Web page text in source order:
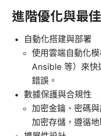
進階優化與最
自動化搭建與部署
使用雲端自動化
Ansible 等）來快
錯誤。
數據保護與合規性
加密金鑰、密碼
加密存儲，遵循